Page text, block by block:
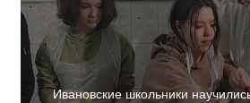
Ивановские школьники